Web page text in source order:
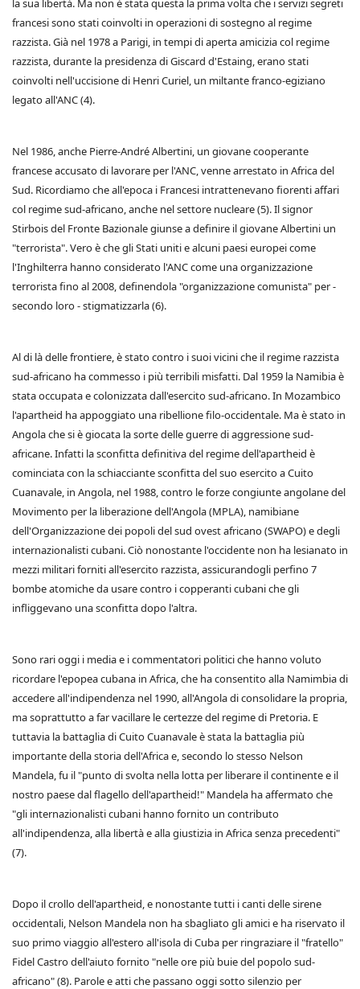
la sua libertà. Ma non è stata questa la prima volta che i servizi segreti
francesi sono stati coinvolti in operazioni di sostegno al regime
razzista. Già nel 1978 a Parigi, in tempi di aperta amicizia col regime
razzista, durante la presidenza di Giscard d'Estaing, erano stati
coinvolti nell'uccisione di Henri Curiel, un miltante franco-egiziano
legato all'ANC (4).
Nel 1986, anche Pierre-André Albertini, un giovane cooperante
francese accusato di lavorare per l'ANC, venne arrestato in Africa del
Sud. Ricordiamo che all'epoca i Francesi intrattenevano fiorenti affari
col regime sud-africano, anche nel settore nucleare (5). Il signor
Stirbois del Fronte Bazionale giunse a definire il giovane Albertini un
"terrorista". Vero è che gli Stati uniti e alcuni paesi europei come
l'Inghilterra hanno considerato l'ANC come una organizzazione
terrorista fino al 2008, definendola "organizzazione comunista" per -
secondo loro - stigmatizzarla (6).
Al di là delle frontiere, è stato contro i suoi vicini che il regime razzista
sud-africano ha commesso i più terribili misfatti. Dal 1959 la Namibia è
stata occupata e colonizzata dall'esercito sud-africano. In Mozambico
l'apartheid ha appoggiato una ribellione filo-occidentale. Ma è stato in
Angola che si è giocata la sorte delle guerre di aggressione sud-
africane. Infatti la sconfitta definitiva del regime dell'apartheid è
cominciata con la schiacciante sconfitta del suo esercito a Cuito
Cuanavale, in Angola, nel 1988, contro le forze congiunte angolane del
Movimento per la liberazione dell'Angola (MPLA), namibiane
dell'Organizzazione dei popoli del sud ovest africano (SWAPO) e degli
internazionalisti cubani. Ciò nonostante l'occidente non ha lesianato in
mezzi militari forniti all'esercito razzista, assicurandogli perfino 7
bombe atomiche da usare contro i copperanti cubani che gli
infliggevano una sconfitta dopo l'altra.
Sono rari oggi i media e i commentatori politici che hanno voluto
ricordare l'epopea cubana in Africa, che ha consentito alla Namimbia di
accedere all'indipendenza nel 1990, all'Angola di consolidare la propria,
ma soprattutto a far vacillare le certezze del regime di Pretoria. E
tuttavia la battaglia di Cuito Cuanavale è stata la battaglia più
importante della storia dell'Africa e, secondo lo stesso Nelson
Mandela, fu il "punto di svolta nella lotta per liberare il continente e il
nostro paese dal flagello dell'apartheid!" Mandela ha affermato che
"gli internazionalisti cubani hanno fornito un contributo
all'indipendenza, alla libertà e alla giustizia in Africa senza precedenti"
(7).
Dopo il crollo dell'apartheid, e nonostante tutti i canti delle sirene
occidentali, Nelson Mandela non ha sbagliato gli amici e ha riservato il
suo primo viaggio all'estero all'isola di Cuba per ringraziare il "fratello"
Fidel Castro dell'aiuto fornito "nelle ore più buie del popolo sud-
africano" (8). Parole e atti che passano oggi sotto silenzio per